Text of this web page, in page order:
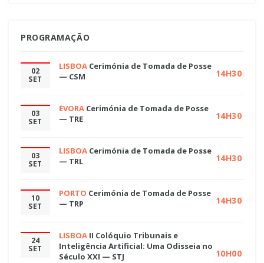
PROGRAMAÇÃO
02
SET
LISBOA Cerimónia de Tomada de Posse
— CSM
14H30
03
SET
ÉVORA Cerimónia de Tomada de Posse
— TRE
14H30
03
SET
LISBOA Cerimónia de Tomada de Posse
— TRL
14H30
10
SET
PORTO Cerimónia de Tomada de Posse
— TRP
14H30
24
SET
LISBOA II Colóquio Tribunais e
Inteligência Artificial: Uma Odisseia no
Século XXI — STJ
10H00